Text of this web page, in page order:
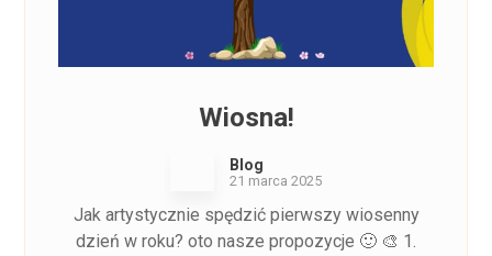
Wiosna!
Blog
21 marca 2025
Jak artystycznie spędzić pierwszy wiosenny
dzień w roku? oto nasze propozycje 🙂 🎨 1.